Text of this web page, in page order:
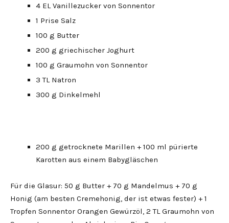
4 EL Vanillezucker von Sonnentor
1 Prise Salz
100 g Butter
200 g griechischer Joghurt
100 g Graumohn von Sonnentor
3 TL Natron
300 g Dinkelmehl
200 g getrocknete Marillen + 100 ml pürierte
Karotten aus einem Babygläschen
Für die Glasur: 50 g Butter + 70 g Mandelmus + 70 g
Honig (am besten Cremehonig, der ist etwas fester) + 1
Tropfen Sonnentor Orangen Gewürzöl, 2 TL Graumohn von